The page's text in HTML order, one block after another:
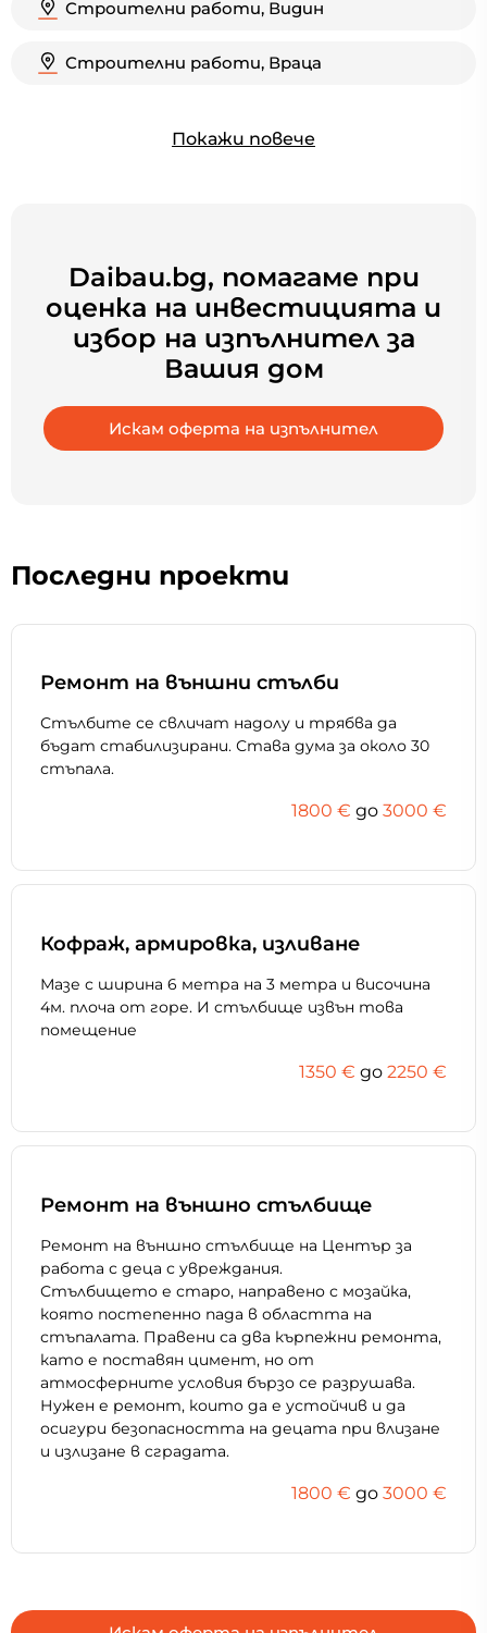
Строителни работи, Видин
Строителни работи, Враца
Покажи повече
Daibau.bg, помагаме при
оценка на инвестицията и
избор на изпълнител за
Вашия дом
Искам оферта на изпълнител
Последни проекти
Ремонт на външни стълби
Стълбите се свличат надолу и трябва да
бъдат стабилизирани. Става дума за около 30
стъпала.
1800 € дo 3000 €
Кофраж, армировка, изливане
Мазе с ширина 6 метра на 3 метра и височина
4м. плоча от горе. И стълбище извън това
помещение
1350 € дo 2250 €
Ремонт на външно стълбище
Ремонт на външно стълбище на Център за
работа с деца с увреждания.
Стълбището е старо, направено с мозайка,
която постепенно пада в областта на
стъпалата. Правени са два кърпежни ремонта,
като е поставян цимент, но от
атмосферните условия бързо се разрушава.
Нужен е ремонт, които да е устойчив и да
осигури безопасността на децата при влизане
и излизане в сградата.
1800 € дo 3000 €